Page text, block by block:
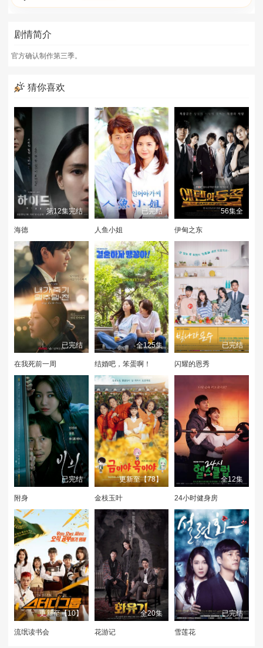
剧情简介
官方确认制作第三季。
猜你喜欢
第12集完结
海德
已完结
人鱼小姐
56集全
伊甸之东
已完结
在我死前一周
全125集
结婚吧，笨蛋啊！
已完结
闪耀的恩秀
已完结
附身
更新至【78】
金枝玉叶
全12集
24小时健身房
更新至【10】
流氓读书会
全20集
花游记
已完结
雪莲花